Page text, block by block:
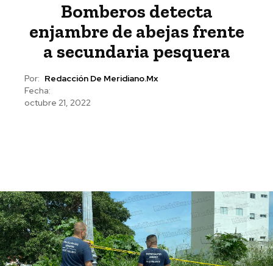
Bomberos detecta
enjambre de abejas frente
a secundaria pesquera
Por: Redacción De Meridiano.mx
Fecha:
octubre 21, 2022